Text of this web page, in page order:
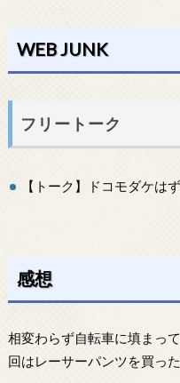
WEB JUNK
フリートーク
【トーク】ドコモダケは
感想
相変わらず自転車に填まっ
回はレーサーパンツを買っ